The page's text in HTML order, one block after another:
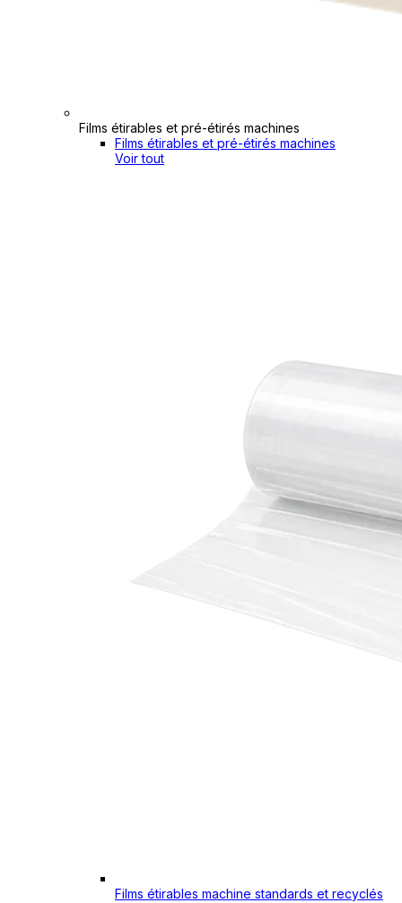
Films étirables et pré-étirés machines
Films étirables et pré-étirés machines
Voir tout
Films étirables machine standards et recyclés